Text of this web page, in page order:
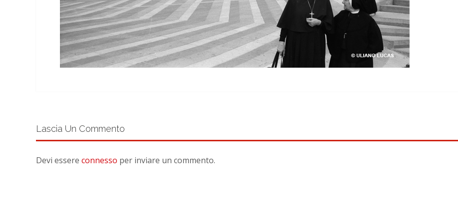
Lascia Un Commento
Devi essere connesso per inviare un commento.